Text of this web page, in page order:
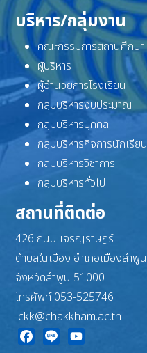
บริหาร/กลุ่มงาน
คณะกรรมการสถานศึกษา
ผู้บริหาร
ผู้อำนวยการโรงเรียน
กลุ่มบริหารงบประมาณ
กลุ่มบริหารบุคคล
กลุ่มบริหารกิจการนักเรียน
กลุ่มบริหารวิชาการ
กลุ่มบริหารทั่วไป
สถานที่ติดต่อ
426 ถนน เจริญราษฎร์
ตำบลในเมือง อำเภอเมืองลำพูน
จังหวัดลำพูน 51000
โทรศัพท์ 053-525746
ckk@chakkham.ac.th